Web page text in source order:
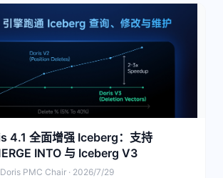
4.1 全面增强 Iceberg：支持
INTO 与 Iceberg V3
PMC Chair · 2026/7/29